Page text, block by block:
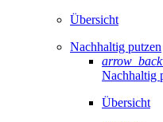
Übersicht
Nachhaltig putzen
Nachhaltig
Übersicht